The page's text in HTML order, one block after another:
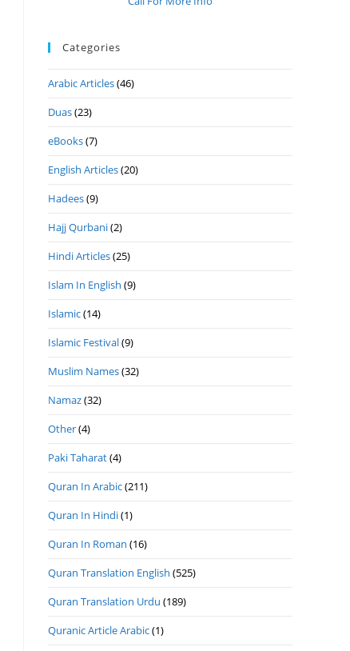
Categories
Arabic Articles(46)
Duas(23)
eBooks(7)
English Articles(20)
Hadees(9)
Hajj Qurbani(2)
Hindi Articles(25)
Islam In English (9)
Islamic(14)
Islamic Festival(9)
Muslim Names(32)
Namaz(32)
Other(4)
Paki Taharat(4)
Quran In Arabic(211)
Quran In Hindi(1)
Quran In Roman (16)
Quran Translation English (525)
Quran Translation Urdu (189)
Quranic Article Arabic(1)